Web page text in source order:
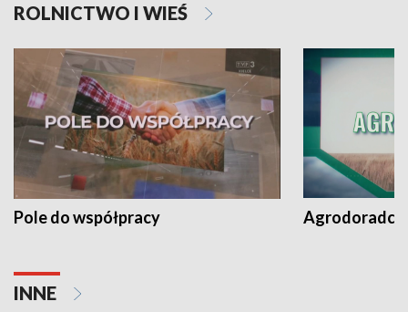
ROLNICTWO I WIEŚ
Pole do współpracy Agrodoradcy
INNE